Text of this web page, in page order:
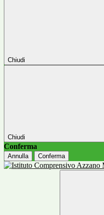
Chiudi
Chiudi
Conferma
Annulla Conferma